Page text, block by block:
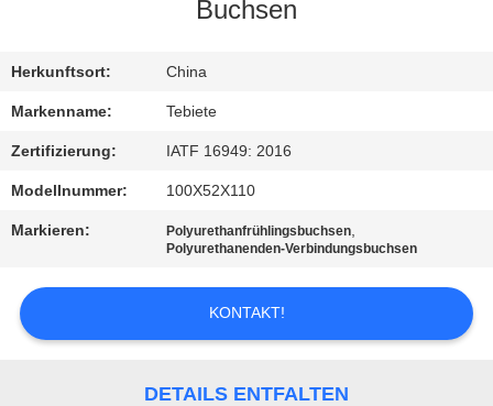
SIE
MIT
UNS
IN
VERBINDUNG
NACHRICHTEN
Buchsen
Herkunftsort: China
Markenname: Tebiete
Zertifizierung: IATF 16949: 2016
Modellnummer: 100X52X110
Markieren: Polyurethanfrühlingsbuchsen,
Polyurethanenden-Verbindungsbuchsen
KONTAKT!
DETAILS ENTFALTEN